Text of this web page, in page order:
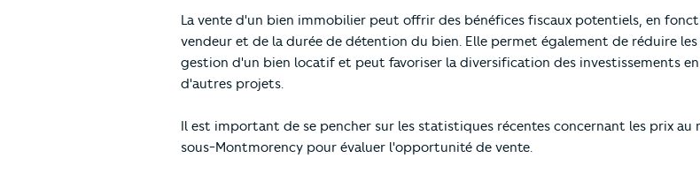
La vente d'un bien immobilier peut offrir des bénéfices fiscaux potentiels, en
vendeur et de la durée de détention du bien. Elle permet également de réduire les
gestion d'un bien locatif et peut favoriser la diversification des investissements
d'autres projets.
Il est important de se pencher sur les statistiques récentes concernant les prix au
sous-Montmorency pour évaluer l'opportunité de vente.